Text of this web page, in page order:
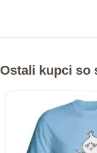
Ostali kupci so